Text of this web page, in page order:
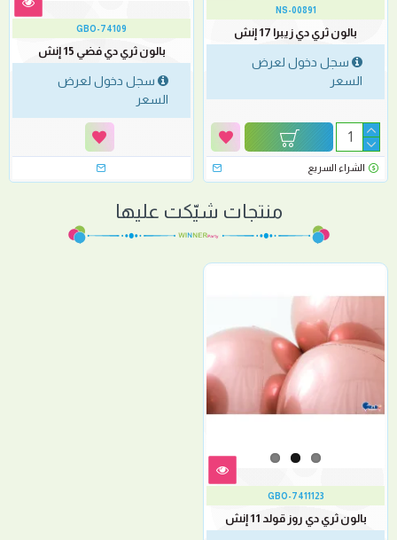
NS-00891
بالون ثري دي زيبرا 17 إنش
سجل دخول لعرض
السعر
الشراء السريع
GBO-74109
بالون ثري دي فضي 15 إنش
سجل دخول لعرض
السعر
منتجات شيّكت عليها
GBO-7411123
بالون ثري دي روز قولد 11 إنش